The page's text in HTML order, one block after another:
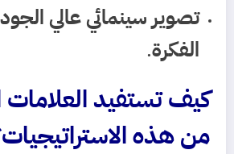
تصوير سينمائي عالي
الفكرة.
كيف تستفيد العلامات
من هذه